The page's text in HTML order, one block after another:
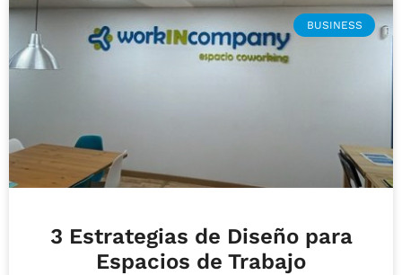
BUSINESS
3 Estrategias de Diseño para
Espacios de Trabajo